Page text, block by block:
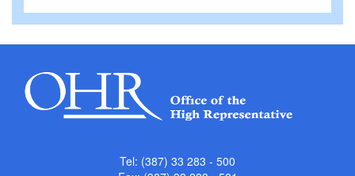
Tel: (387) 33 283 - 500